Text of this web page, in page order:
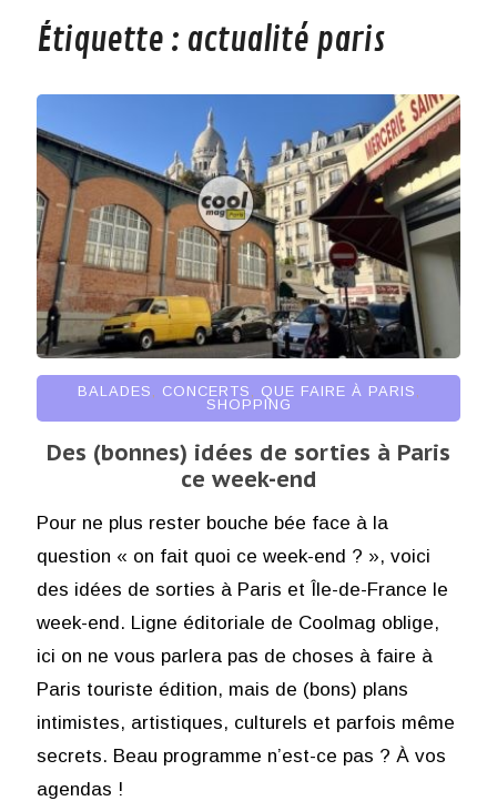
Étiquette : actualité paris
BALADES CONCERTS QUE FAIRE À PARIS
SHOPPING
Des (bonnes) idées de sorties à Paris
ce week-end
Pour ne plus rester bouche bée face à la
question « on fait quoi ce week-end ? », voici
des idées de sorties à Paris et Île-de-France le
week-end. Ligne éditoriale de Coolmag oblige,
ici on ne vous parlera pas de choses à faire à
Paris touriste édition, mais de (bons) plans
intimistes, artistiques, culturels et parfois même
secrets. Beau programme n’est-ce pas ? À vos
agendas !